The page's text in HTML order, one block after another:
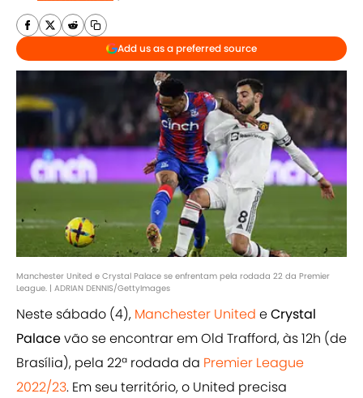
Add us as a preferred source
Manchester United e Crystal Palace se enfrentam pela rodada 22 da Premier
League. | ADRIAN DENNIS/GettyImages
Neste sábado (4), Manchester United eCrystal
Palacevão se encontrar em Old Trafford, às 12h (de
Brasília), pela 22ª rodada da Premier League
2022/23. Em seu território, o United precisa